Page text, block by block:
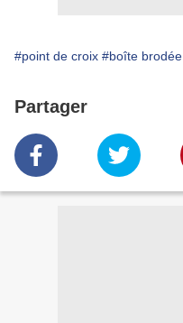
#point de croix #boîte brodée
Partager